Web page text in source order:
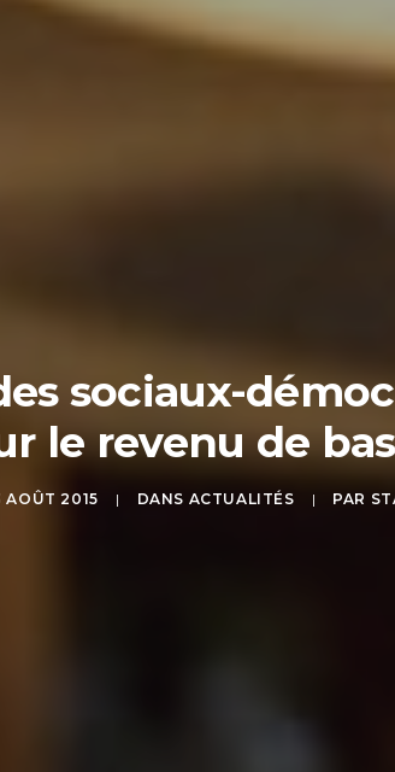
sociaux-
le revenu de
AOÛT 2015 | DANS ACTUALITÉS | PAR